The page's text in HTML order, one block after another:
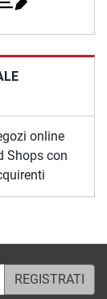
online
Shops con